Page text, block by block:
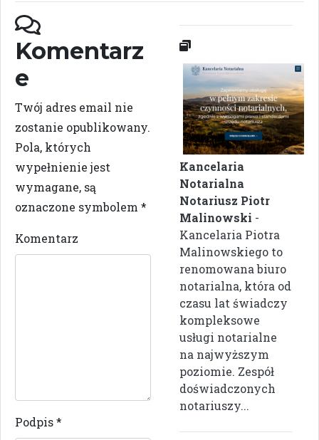
Komentarz
e
Twój adres email nie
zostanie opublikowany.
Pola, których
wypełnienie jest
wymagane, są
oznaczone symbolem *
Komentarz
Podpis*
Kancelaria
Notarialna
Notariusz Piotr
Malinowski -
Kancelaria Piotra
Malinowskiego to
renomowana biuro
notarialna, która od
czasu lat świadczy
kompleksowe
usługi notarialne
na najwyższym
poziomie. Zespół
doświadczonych
notariuszy...